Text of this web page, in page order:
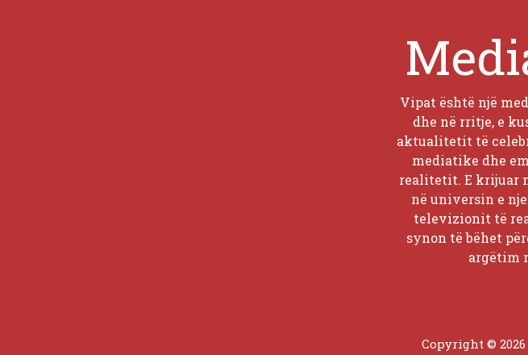
Vipat është një
dhe në rritje, e
aktualitetit të
mediatike dhe
realitetit. E krijuar
në universin e
televizionit të
synon të bëhet
argëtim
Copyright ©